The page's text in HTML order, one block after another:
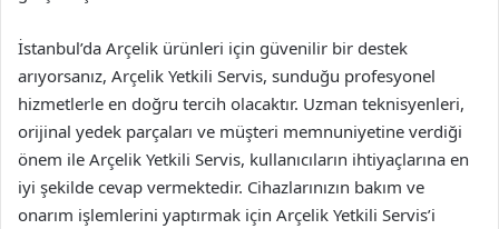
İstanbul’da Arçelik ürünleri için güvenilir bir destek
arıyorsanız, Arçelik Yetkili Servis, sunduğu profesyonel
hizmetlerle en doğru tercih olacaktır. Uzman teknisyenleri,
orijinal yedek parçaları ve müşteri memnuniyetine verdiği
önem ile Arçelik Yetkili Servis, kullanıcıların ihtiyaçlarına en
iyi şekilde cevap vermektedir. Cihazlarınızın bakım ve
onarım işlemlerini yaptırmak için Arçelik Yetkili Servis’i